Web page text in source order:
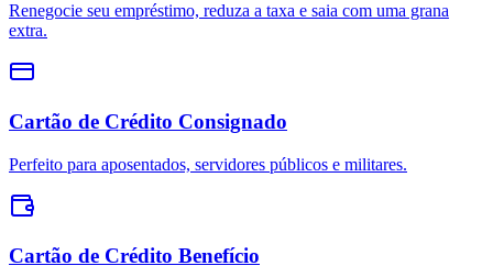
Renegocie seu empréstimo, reduza a taxa e saia com uma grana
extra.
Cartão de Crédito Consignado
Perfeito para aposentados, servidores públicos e militares.
Cartão de Crédito Benefício